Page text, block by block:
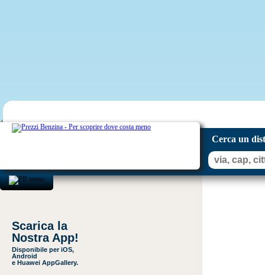
Cerca un
Scarica la
Nostra App!
Disponibile per iOS,
Android
e Huawei AppGallery.